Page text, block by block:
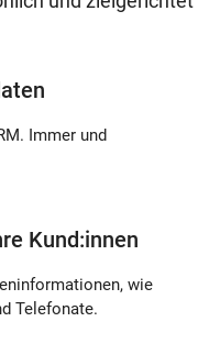
Immer und
Kund:innen
wie
Telefonate.